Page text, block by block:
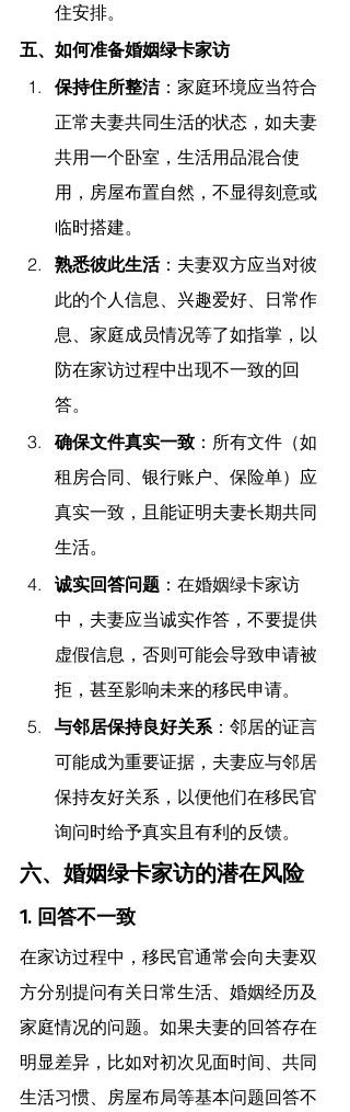
住安排。
五、如何准备婚姻绿卡家访
保持住所整洁：家庭环境应当符合
正常夫妻共同生活的状态，如夫妻
共用一个卧室，生活用品混合使
用，房屋布置自然，不显得刻意或
临时搭建。
熟悉彼此生活：夫妻双方应当对彼
此的个人信息、兴趣爱好、日常作
息、家庭成员情况等了如指掌，以
防在家访过程中出现不一致的回
答。
确保文件真实一致 ：所有文件（如
租房合同、银行账户、保险单）应
真实一致，且能证明夫妻长期共同
生活。
诚实回答问题 ：在婚姻绿卡家访
中，夫妻应当诚实作答，不要提供
虚假信息，否则可能会导致申请被
拒，甚至影响未来的移民申请。
与邻居保持良好关系：邻居的证言
可能成为重要证据，夫妻应与邻居
保持友好关系，以便他们在移民官
询问时给予真实且有利的反馈。
六、婚姻绿卡家访的潜在风险
1. 回答不一致
在家访过程中，移民官通常会向夫妻双
方分别提问有关日常生活、婚姻经历及
家庭情况的问题。如果夫妻的回答存在
明显差异，比如对初次见面时间、共同
生活习惯、房屋布局等基本问题回答不